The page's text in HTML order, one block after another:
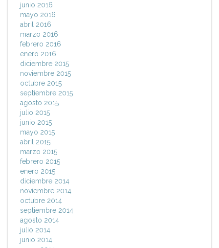
junio 2016
mayo 2016
abril 2016
marzo 2016
febrero 2016
enero 2016
diciembre 2015
noviembre 2015
octubre 2015
septiembre 2015
agosto 2015
julio 2015
junio 2015
mayo 2015
abril 2015
marzo 2015
febrero 2015
enero 2015
diciembre 2014
noviembre 2014
octubre 2014
septiembre 2014
agosto 2014
julio 2014
junio 2014